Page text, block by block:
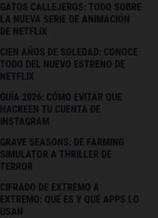
GATOS CALLEJEROS: TODO SOBRE
LA NUEVA SERIE DE ANIMACIÓN
DE NETFLIX
CIEN AÑOS DE SOLEDAD: CONOCE
TODO DEL NUEVO ESTRENO DE
NETFLIX
GUÍA 2026: CÓMO EVITAR QUE
HACKEEN TU CUENTA DE
INSTAGRAM
GRAVE SEASONS: DE FARMING
SIMULATOR A THRILLER DE
TERROR
CIFRADO DE EXTREMO A
EXTREMO: QUÉ ES Y QUÉ APPS LO
USAN